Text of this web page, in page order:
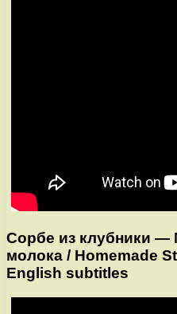
Сорбе из клубники —
молока / Homemade
English subtitles